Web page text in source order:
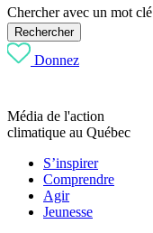
Chercher avec un mot clé
Rechercher
Donnez
Média de l'action
climatique au Québec
S’inspirer
Comprendre
Agir
Jeunesse